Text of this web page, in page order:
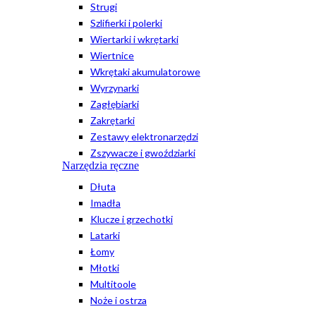
Strugi
Szlifierki i polerki
Wiertarki i wkrętarki
Wiertnice
Wkrętaki akumulatorowe
Wyrzynarki
Zagłębiarki
Zakrętarki
Zestawy elektronarzędzi
Zszywacze i gwoździarki
Narzędzia ręczne
Dłuta
Imadła
Klucze i grzechotki
Latarki
Łomy
Młotki
Multitoole
Noże i ostrza